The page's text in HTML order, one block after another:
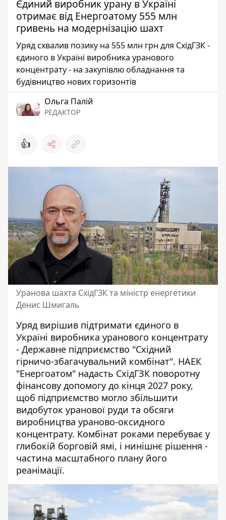
Єдиний виробник урану в Україні
отримає від Енергоатому 555 млн
гривень на модернізацію шахт
Уряд схвалив позику на 555 млн грн для СхідГЗК -
єдиного в Україні виробника уранового
концентрату - на закупівлю обладнання та
будівництво нових горизонтів
Ольга Палій
РЕДАКТОР
👍
Уранова шахта СхідГЗК та міністр енергетики
Денис Шмигаль
Уряд вирішив підтримати єдиного в
Україні виробника уранового концентрату
- Державне підприємство "Східний
гірничо-збагачувальний комбінат". НАЕК
"Енергоатом" надасть СхідГЗК поворотну
фінансову допомогу до кінця 2027 року,
щоб підприємство могло збільшити
видобуток уранової руди та обсяги
виробництва ураново-оксидного
концентрату. Комбінат роками перебуває у
глибокій борговій ямі, і нинішнє рішення -
частина масштабного плану його
реанімації.